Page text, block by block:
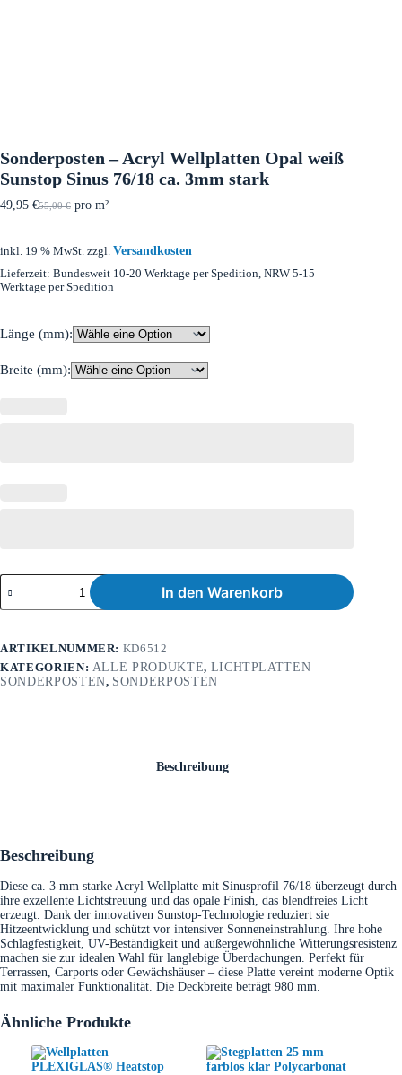
Sonderposten – Acryl Wellplatten Opal weiß
Sunstop Sinus 76/18 ca. 3mm stark
55,00€
49,95 € pro m²
inkl. 19 % MwSt. zzgl. Versandkosten
Lieferzeit: Bundesweit 10-20 Werktage per Spedition, NRW 5-15
Werktage per Spedition
Länge (mm):
Breite (mm):
In den Warenkorb
ARTIKELNUMMER: KD6512
KATEGORIEN: ALLE PRODUKTE, LICHTPLATTEN
SONDERPOSTEN, SONDERPOSTEN
Beschreibung
Beschreibung
Diese ca. 3 mm starke Acryl Wellplatte mit Sinusprofil 76/18 überzeugt durch
ihre exzellente Lichtstreuung und das opale Finish, das blendfreies Licht
erzeugt. Dank der innovativen Sunstop-Technologie reduziert sie
Hitzeentwicklung und schützt vor intensiver Sonneneinstrahlung. Ihre hohe
Schlagfestigkeit, UV-Beständigkeit und außergewöhnliche Witterungsresistenz
machen sie zur idealen Wahl für langlebige Überdachungen. Perfekt für
Terrassen, Carports oder Gewächshäuser – diese Platte vereint moderne Optik
mit maximaler Funktionalität. Die Deckbreite beträgt 980 mm.
Ähnliche Produkte